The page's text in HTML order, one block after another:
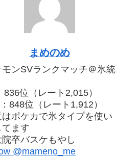
まめのめ
モンSVランクマッチ＠氷統
836位（レート2,015）
848位（レート1,912）
ポケカで氷タイプを使い
ます
卒バスケもやし
@mameno_me